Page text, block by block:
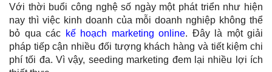
Với thời buổi công nghệ số ngày một phát triển như hiện
nay thì việc kinh doanh của mỗi doanh nghiệp không thể
bỏ qua các kế hoạch marketing online. Đây là một giải
pháp tiếp cận nhiều đối tượng khách hàng và tiết kiệm chi
phí tối đa. Vì vậy, seeding marketing đem lại nhiều lợi ích